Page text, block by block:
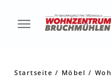
Startseite Möbel